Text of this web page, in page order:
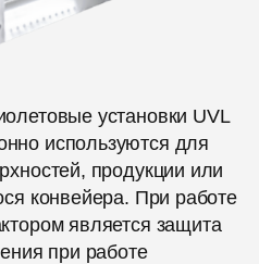
установки UVL
используются для
продукции или
конвейера. При работе
является защита
при работе